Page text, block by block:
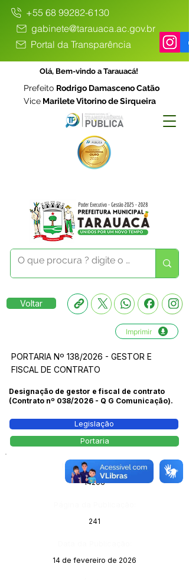
+55 68 99282-6130
gabinete@tarauaca.ac.gov.br
Portal da Transparência
Olá, Bem-vindo a Tarauacá!
Prefeito Rodrigo Damasceno Catão
Vice Marilete Vitorino de Sirqueira
Voltar
Imprimir
PORTARIA Nº 138/2026 - GESTOR E
FISCAL DE CONTRATO
Designação de gestor e fiscal de contrato
(Contrato nº 038/2026 - Q G Comunicação).
Legislação
Portaria
Número do Diário:
14206
241
14 de fevereiro de 2026